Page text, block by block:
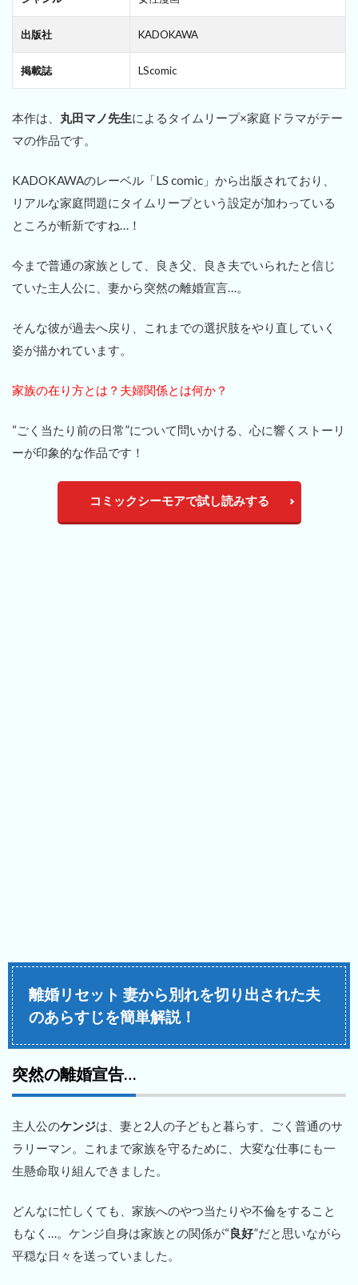
出版社 KADOKAWA
掲載誌 LScomic
本作は、 丸田マノ先生によるタイムリープ×家庭ドラマがテー
マの作品です。
KADOKAWAのレーベル「LS comic」から出版されており、
リアルな家庭問題にタイムリープという設定が加わっている
ところが斬新ですね…！
今まで普通の家族として、良き父、良き夫でいられたと信じ
ていた主人公に、妻から突然の離婚宣言…。
そんな彼が過去へ戻り、これまでの選択肢をやり直していく
姿が描かれています。
家族の在り方とは？夫婦関係とは何か？
“ごく当たり前の日常”について問いかける、心に響くストーリ
ーが印象的な作品です！
コミックシーモアで試し読みする
離婚リセット 妻から別れを切り出された夫
のあらすじを簡単解説！
突然の離婚宣告…
主人公のケンジは、妻と2人の子どもと暮らす、ごく普通のサ
ラリーマン。これまで家族を守るために、大変な仕事にも一
生懸命取り組んできました。
どんなに忙しくても、家族へのやつ当たりや不倫をすること
もなく…。ケンジ自身は家族との関係が“良好”だと思いながら
平穏な日々を送っていました。